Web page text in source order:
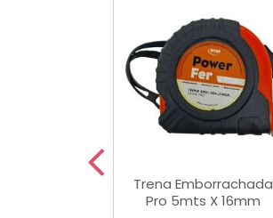
Trena Emborrachada
Pro 5mts X 16mm